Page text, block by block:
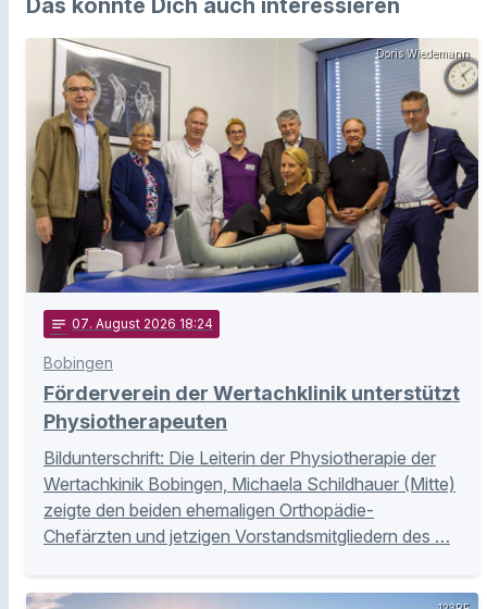
Das könnte Dich auch interessieren
Doris Wiedemann
notes 07. August 2026 18:24
Bobingen
Förderverein der Wertachklinik unterstützt
Physiotherapeuten
Bildunterschrift: Die Leiterin der Physiotherapie der
Wertachkinik Bobingen, Michaela Schildhauer (Mitte)
zeigte den beiden ehemaligen Orthopädie-
Chefärzten und jetzigen Vorstandsmitgliedern des …